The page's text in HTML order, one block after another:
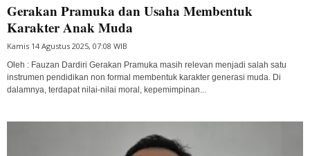
Gerakan Pramuka dan Usaha Membentuk
Karakter Anak Muda
Kamis 14 Agustus 2025, 07:08 WIB
Oleh : Fauzan Dardiri Gerakan Pramuka masih relevan menjadi salah satu
instrumen pendidikan non formal membentuk karakter generasi muda. Di
dalamnya, terdapat nilai-nilai moral, kepemimpinan...